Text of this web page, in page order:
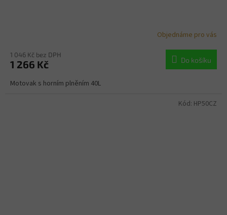
Objednáme pro vás
1 046 Kč bez DPH
1 266 Kč Do košíku
Motovak s horním plněním 40L
Kód: HP50CZ